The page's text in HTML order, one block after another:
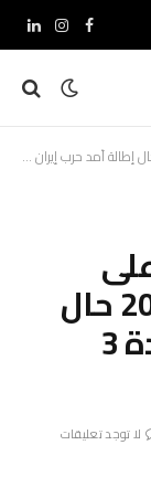
فيسبوكالانستغرام
مستوياتها منذ عام 2022 حال
إطالة أمد حرب إيران لمدة 3
لا توجد تعليقات